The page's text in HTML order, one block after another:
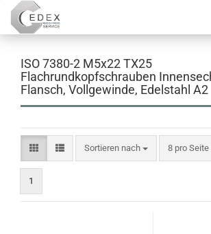
ISO 7380-2 M5x22 TX25
Flachrundkopfschrauben
Flansch, Vollgewinde, Edelstahl A2
Sortieren nach
Sortieren nach 8 pro Seite
pro Seite
1